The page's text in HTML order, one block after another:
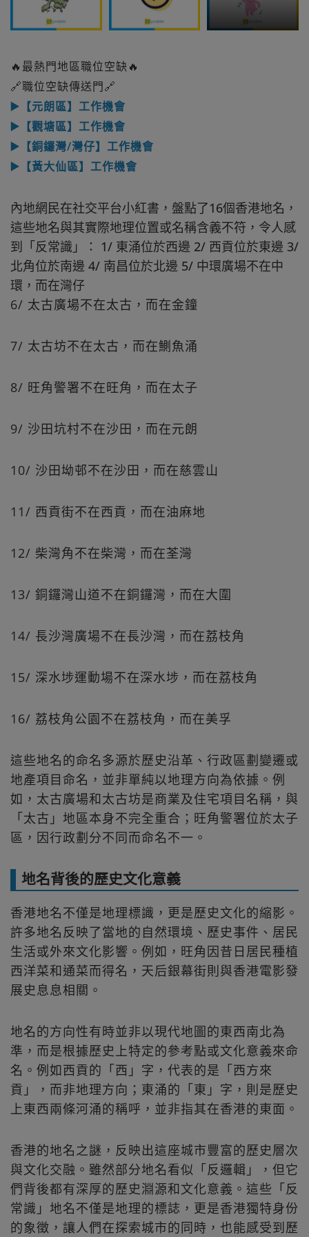
🔥最熱門地區職位空缺🔥
🔗職位空缺傳送門🔗
▶️【元朗區】工作機會
▶️【觀塘區】工作機會
▶️【銅鑼灣/灣仔】工作機會
▶️【黃大仙區】工作機會
內地網民在社交平台小紅書，盤點了16個香港地名，
這些地名與其實際地理位置或名稱含義不符，令人感
到「反常識」： 1/ 東涌位於西邊 2/ 西貢位於東邊 3/
北角位於南邊 4/ 南昌位於北邊 5/ 中環廣場不在中
環，而在灣仔
6/ 太古廣場不在太古，而在金鐘
7/ 太古坊不在太古，而在鰂魚涌
8/ 旺角警署不在旺角，而在太子
9/ 沙田坑村不在沙田，而在元朗
10/ 沙田坳邨不在沙田，而在慈雲山
11/ 西貢街不在西貢，而在油麻地
12/ 柴灣角不在柴灣，而在荃灣
13/ 銅鑼灣山道不在銅鑼灣，而在大圍
14/ 長沙灣廣場不在長沙灣，而在荔枝角
15/ 深水埗運動場不在深水埗，而在荔枝角
16/ 荔枝角公園不在荔枝角，而在美孚
這些地名的命名多源於歷史沿革、行政區劃變遷或
地產項目命名，並非單純以地理方向為依據。例
如，太古廣場和太古坊是商業及住宅項目名稱，與
「太古」地區本身不完全重合；旺角警署位於太子
區，因行政劃分不同而命名不一。
地名背後的歷史文化意義
香港地名不僅是地理標識，更是歷史文化的縮影。
許多地名反映了當地的自然環境、歷史事件、居民
生活或外來文化影響。例如，旺角因昔日居民種植
西洋菜和通菜而得名，天后銀幕街則與香港電影發
展史息息相關。
地名的方向性有時並非以現代地圖的東西南北為
準，而是根據歷史上特定的參考點或文化意義來命
名。例如西貢的「西」字，代表的是「西方來
貢」，而非地理方向；東涌的「東」字，則是歷史
上東西兩條河涌的稱呼，並非指其在香港的東面。
香港的地名之謎，反映出這座城市豐富的歷史層次
與文化交融。雖然部分地名看似「反邏輯」，但它
們背後都有深厚的歷史淵源和文化意義。這些「反
常識」地名不僅是地理的標誌，更是香港獨特身份
的象徵，讓人們在探索城市的同時，也能感受到歷